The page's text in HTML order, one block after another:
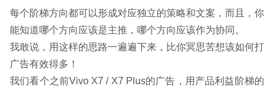
每个阶梯方向都可以形成对应独立的策略和文案，而且，你
能知道哪个方向应该是主推，哪个方向应该作为协同。
我敢说，用这样的思路一遍遍下来，比你冥思苦想该如何打
广告有效得多！
我们看个之前Vivo X7 / X7 Plus的广告，用产品利益阶梯的